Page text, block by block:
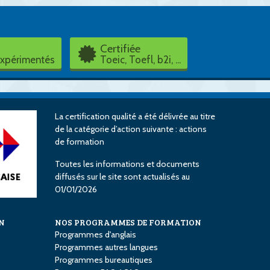
Certifiée
Toeic, Toefl, b2i, ...
La certification qualité a été délivrée au titre
de la catégorie d’action suivante : actions
de formation
Toutes les informations et documents
diffusés sur le site sont actualisés au
01/01/2026
NOS PROGRAMMES DE FORMATION
Programmes d'anglais
Programmes autres langues
Programmes bureautiques